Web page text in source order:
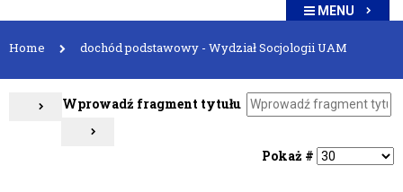
MENU
Home dochód podstawowy - Wydział Socjologii UAM
Wprowadź fragment tytułu
Pokaż #